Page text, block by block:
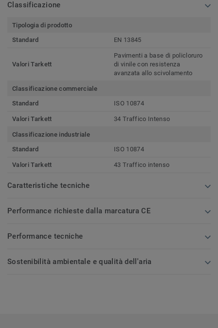
Classificazione
Tipologia di prodotto
Standard
EN 13845
Valori Tarkett
Pavimenti a base di policloruro
di vinile con resistenza
avanzata allo scivolamento
Classificazione commerciale
Standard
ISO 10874
Valori Tarkett 34 Traffico Intenso
Classificazione industriale
Standard
ISO 10874
Valori Tarkett 43 Traffico intenso
Caratteristiche tecniche
Performance richieste dalla marcatura CE
Performance tecniche
Sostenibilità ambientale e qualità dell'aria